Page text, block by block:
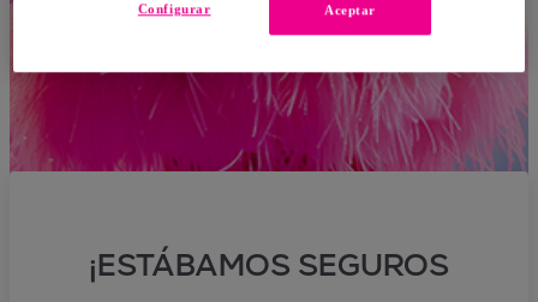
¡ESTÁBAMOS SEGUROS
Aceptar
Configurar